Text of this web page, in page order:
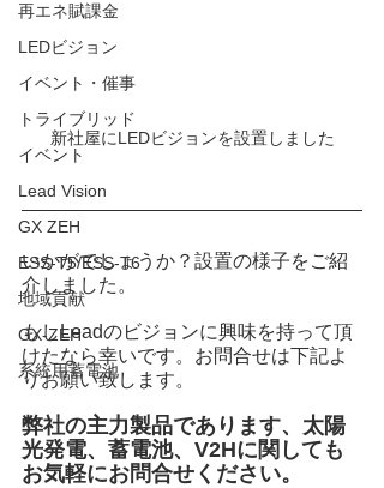
再エネ賦課金
LEDビジョン
イベント・催事
トライブリッド
イベント
Lead Vision
GX ZEH
ESS-T5/ESS-T6
地域貢献
GX-ZEH
系統用蓄電池
新社屋にLEDビジョンを設置しました
いかがでしょうか？設置の様子をご紹
介しました。
もしLeadのビジョンに興味を持って頂
けたなら幸いです。お問合せは下記よ
りお願い致します。
弊社の主力製品であります、太陽
光発電、蓄電池、V2Hに関しても
お気軽にお問合せください。